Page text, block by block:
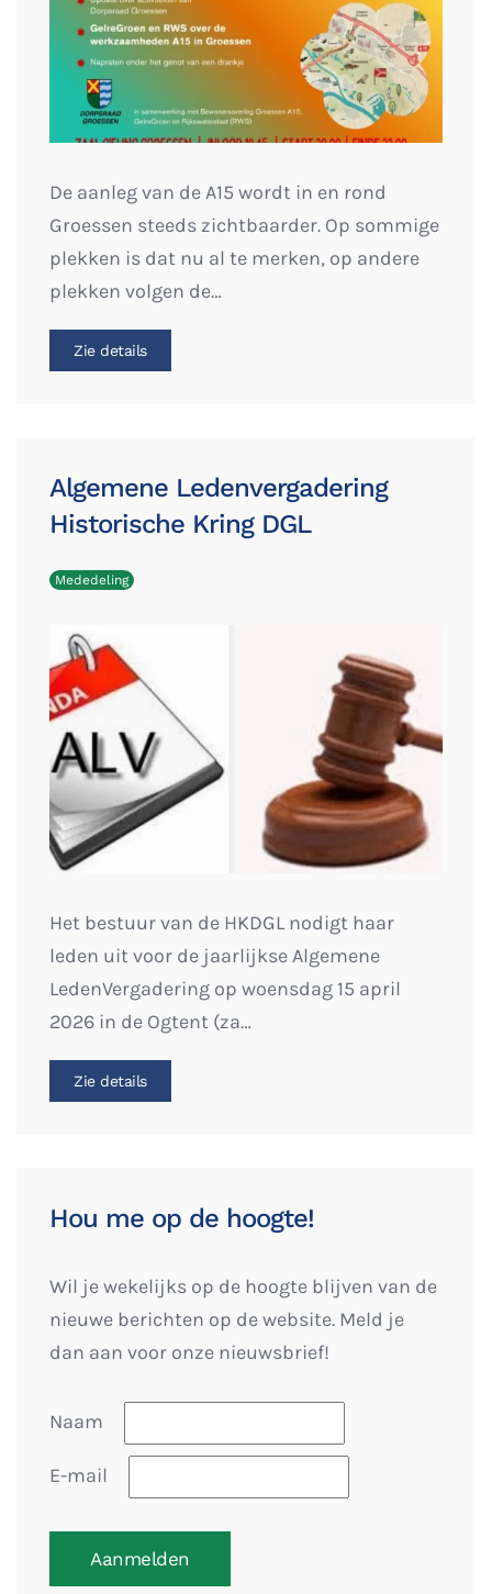
De aanleg van de A15 wordt in en rond
Groessen steeds zichtbaarder. Op sommige
plekken is dat nu al te merken, op andere
plekken volgen de…
Zie details
Algemene Ledenvergadering
Historische Kring DGL
Mededeling
Het bestuur van de HKDGL nodigt haar
leden uit voor de jaarlijkse Algemene
LedenVergadering op woensdag 15 april
2026 in de Ogtent (za…
Zie details
Hou me op de hoogte!
Wil je wekelijks op de hoogte blijven van de
nieuwe berichten op de website. Meld je
dan aan voor onze nieuwsbrief!
Naam
E-mail
Aanmelden